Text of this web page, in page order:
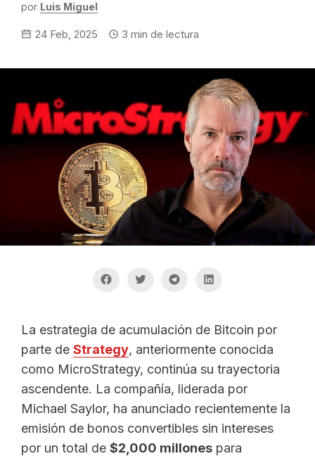
por Luis Miguel
24 Feb, 2025 3 min de lectura
La estrategia de acumulación de Bitcoin por
parte de Strategy, anteriormente conocida
como MicroStrategy, continúa su trayectoria
ascendente. La compañía, liderada por
Michael Saylor, ha anunciado recientemente la
emisión de bonos convertibles sin intereses
por un total de $2,000 millones para